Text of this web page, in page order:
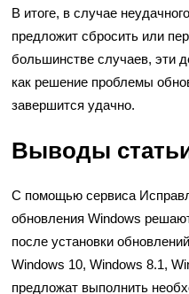
В итоге, в случае
предложит сбросить или
большинстве случаев, эти
как решение проблемы
завершится удачно.
Выводы
С помощью сервиса
обновления Windows
после установки
Windows 10, Windows 8.1,
предложат выполнить